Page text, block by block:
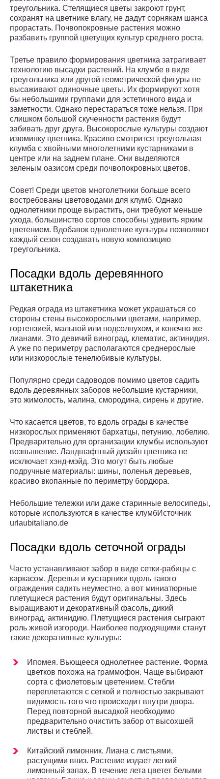
треугольника. Стелящиеся цветы закроют грунт,
сохранят на цветнике влагу, не дадут сорнякам шанса
прорастать. Почвопокровные растения можно
разбавить группой цветущих культур среднего роста.
Третье правило формирования цветника затрагивает
технологию высадки растений. На клумбе в виде
треугольника или другой геометрической фигуры не
высаживают одиночные цветы. Их формируют хотя
бы небольшими группами для эстетичного вида и
заметности. Однако перестараться тоже нельзя. При
слишком большой скученности растения будут
забивать друг друга. Высокорослые культуры создают
изюминку цветника. Красиво смотрится треугольная
клумба с хвойными многолетними кустарниками в
центре или на заднем плане. Они выделяются
зеленым оазисом среди почвопокровных цветов.
Совет! Среди цветов многолетники больше всего
востребованы цветоводами для клумб. Однако
однолетники проще вырастить, они требуют меньше
ухода, большинство сортов способны удивить ярким
цветением. Вдобавок однолетние культуры позволяют
каждый сезон создавать новую композицию
треугольника.
Посадки вдоль деревянного
штакетника
Редкая ограда из штакетника может украшаться со
стороны стены высокорослыми цветами, например,
гортензией, мальвой или подсолнухом, и конечно же
лианами. Это девичий виноград, клематис, актинидия.
А уже по периметру располагаются среднерослые
или низкорослые тенелюбивые культуры.
Популярно среди садоводов помимо цветов садить
вдоль деревянных заборов небольшие кустарники,
это жимолость, малина, смородина, сирень и другие.
Что касается цветов, то вдоль ограды в качестве
низкорослых применяют бархатцы, петунию, лобелию.
Предварительно для организации клумбы используют
возвышение. Ландшафтный дизайн цветника не
исключает хэнд-мэйд. Это могут быть любые
подручные материалы: шины, поленья деревьев,
красиво вкопанные по периметру бордюра.
Небольшие тележки или даже старинные велосипеды,
которые используются в качестве клумбИсточник
urlaubitaliano.de
Посадки вдоль сеточной ограды
Часто устанавливают забор в виде сетки-рабицы с
каркасом. Деревья и кустарники вдоль такого
ограждения садить неуместно, а вот миниатюрные
плетущиеся растения будут оригинальны. Здесь
выращивают и декоративный фасоль, дикий
виноград, актинидию. Плетущиеся растения сыграют
роль живой изгороди. Наиболее подходящими станут
такие декоративные культуры:
Ипомея. Вьющееся однолетнее растение. Форма
цветков похожа на граммофон. Чаще выбирают
сорта с фиолетовым цветением. Стебли
переплетаются с сеткой и полностью закрывают
видимость того что происходит внутри двора.
Перед повторной высадкой необходимо
предварительно очистить забор от высохшей
листвы и стеблей.
Китайский лимонник. Лиана с листьями,
растущими вниз. Растение издает легкий
лимонный запах. В течение лета цветет белыми